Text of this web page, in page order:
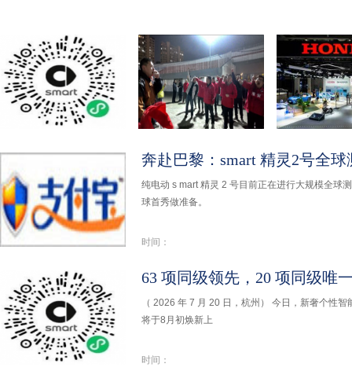
63 项同级领先，
20 项
浪你马淮超开赛在
Honda携
纯电动 s mart 精灵 2 号目前正在进行大规模全球
球首秀做准备。
时间：
（ 2026 年 7 月 20 日，杭州） 今日，新奢个性
将于8月初焕新上
时间：